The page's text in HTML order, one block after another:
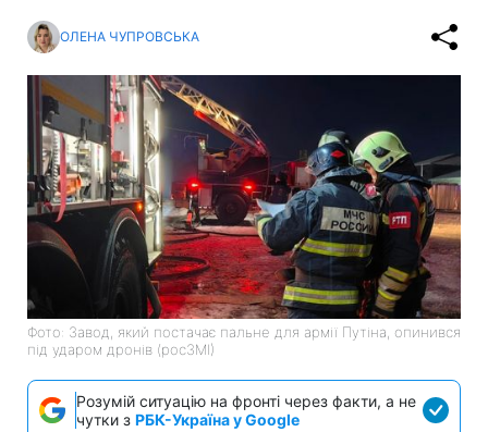
ОЛЕНА ЧУПРОВСЬКА
Фото: Завод, який постачає пальне для армії Путіна, опинився
під ударом дронів (росЗМІ)
Розумій ситуацію на фронті через факти, а не
чутки з РБК-Україна у Google